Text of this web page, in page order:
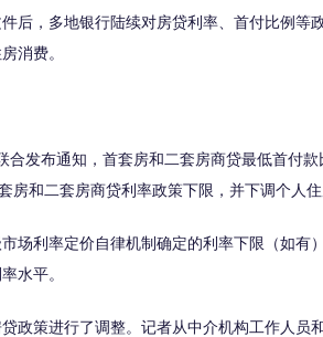
，多地银行陆续对房贷利率、首付比例等
消费。
发布通知，首套房和二套房商贷最低首付款
房和二套房商贷利率政策下限，并下调个人住
利率定价自律机制确定的利率下限（如有
水平。
策进行了调整。记者从中介机构工作人员